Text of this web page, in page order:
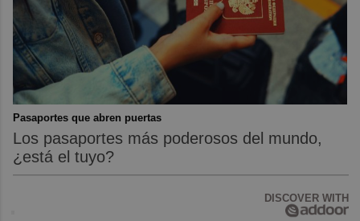
Pasaportes que abren puertas
Los pasaportes más poderosos del mundo,
¿está el tuyo?
DISCOVER WITH